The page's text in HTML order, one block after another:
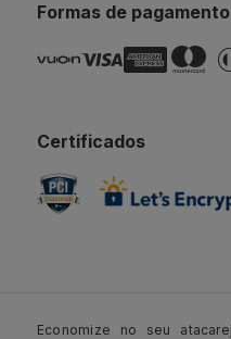
Formas de pagamento
Certificados
Economize no seu